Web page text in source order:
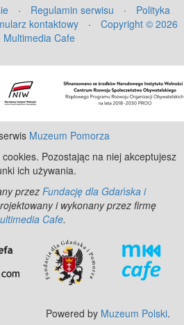
· Regulamin serwisu ·
Polityka
kontaktowy ·
Copyright © 2026
Multimedia Cafe
Muzeum Pomorza
Pozostając na niej akceptujesz
ich używania.
przez Fundację dla Gdańska i
i wykonany przez firmę
Cafe.
Powered by Muzeum Polski.